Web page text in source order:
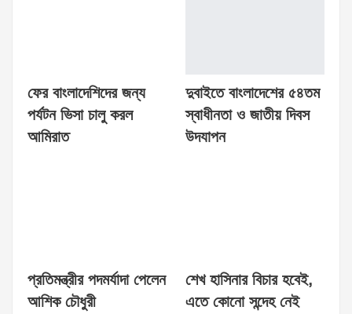
ফের বাংলাদেশিদের জন্য
পর্যটন ভিসা চালু করল
আমিরাত
দুবাইতে বাংলাদেশের ৫৪তম
স্বাধীনতা ও জাতীয় দিবস
উদযাপন
প্রতিমন্ত্রীর পদমর্যাদা পেলেন
আশিক চৌধুরী
শেখ হাসিনার বিচার হবেই,
এতে কোনো সন্দেহ নেই